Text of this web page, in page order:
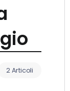
2 Articoli